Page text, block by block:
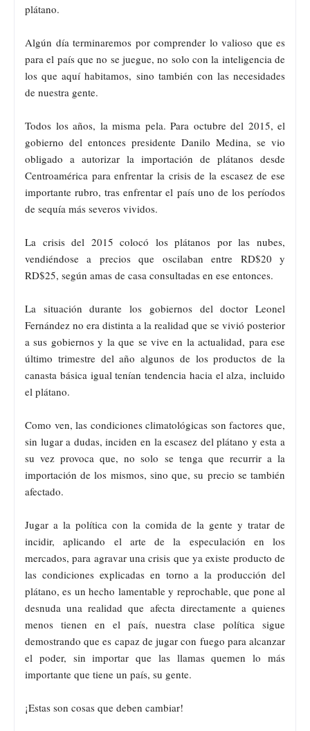
plátano.
Algún día terminaremos por comprender lo valioso que es
para el país que no se juegue, no solo con la inteligencia de
los que aquí habitamos, sino también con las necesidades
de nuestra gente.
Todos los años, la misma pela. Para octubre del 2015, el
gobierno del entonces presidente Danilo Medina, se vio
obligado a autorizar la importación de plátanos desde
Centroamérica para enfrentar la crisis de la escasez de ese
importante rubro, tras enfrentar el país uno de los períodos
de sequía más severos vividos.
La crisis del 2015 colocó los plátanos por las nubes,
vendiéndose a precios que oscilaban entre RD$20 y
RD$25, según amas de casa consultadas en ese entonces.
La situación durante los gobiernos del doctor Leonel
Fernández no era distinta a la realidad que se vivió posterior
a sus gobiernos y la que se vive en la actualidad, para ese
último trimestre del año algunos de los productos de la
canasta básica igual tenían tendencia hacia el alza, incluido
el plátano.
Como ven, las condiciones climatológicas son factores que,
sin lugar a dudas, inciden en la escasez del plátano y esta a
su vez provoca que, no solo se tenga que recurrir a la
importación de los mismos, sino que, su precio se también
afectado.
Jugar a la política con la comida de la gente y tratar de
incidir, aplicando el arte de la especulación en los
mercados, para agravar una crisis que ya existe producto de
las condiciones explicadas en torno a la producción del
plátano, es un hecho lamentable y reprochable, que pone al
desnuda una realidad que afecta directamente a quienes
menos tienen en el país, nuestra clase política sigue
demostrando que es capaz de jugar con fuego para alcanzar
el poder, sin importar que las llamas quemen lo más
importante que tiene un país, su gente.
¡Estas son cosas que deben cambiar!